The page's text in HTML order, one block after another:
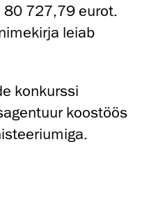
80 727,79 eurot.
leiab
konkurssi
koostöös